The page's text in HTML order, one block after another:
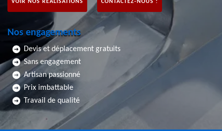
VOIR NOS RÉALISATIONS CONTACTEZ-NOUS !
Nos engagements
Devis et déplacement gratuits
Sans engagement
Artisan passionné
Prix imbattable
Travail de qualité